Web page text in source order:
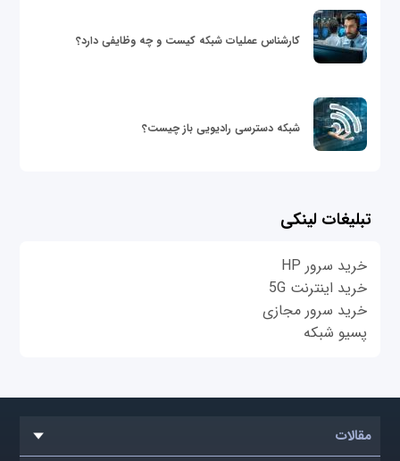
کارشناس عملیات شبکه کیست و چه وظایفی دارد؟
شبکه دسترسی رادیویی باز چیست؟
تبلیغات لینکی
خرید سرور HP
خرید اینترنت 5G
خرید سرور مجازی
پسیو شبکه
مقالات